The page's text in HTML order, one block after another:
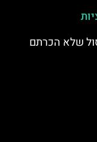
שלא הכרתם